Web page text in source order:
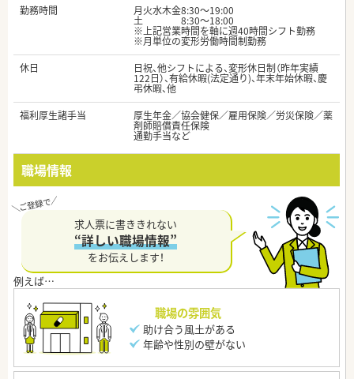
勤務時間
月火水木金8:30～19:00
土 8:30～18:00
※上記営業時間を軸に週40時間シフト勤務
※月単位の変形労働時間制勤務
休日
日祝、他シフトによる、変形休日制（昨年実績
122日）、有給休暇(法定通り)、年末年始休暇、慶
弔休暇、他
福利厚生諸手当
厚生年金／協会健保／雇用保険／労災保険／薬
剤師賠償責任保険
通勤手当など
職場情報
求人票に書ききれない
“詳しい職場情報”
をお伝えします！
職場の雰囲気
助け合う風土がある
年齢や性別の壁がない